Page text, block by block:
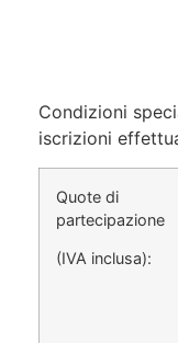
Condizioni
iscrizioni
Quote di
partecipazione
(IVA inclusa):